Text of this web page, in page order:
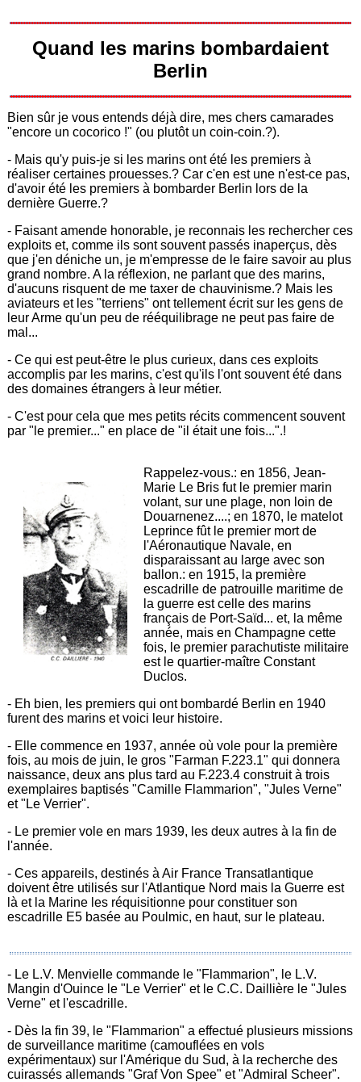
Quand les marins bombardaient
Berlin
Bien sûr je vous entends déjà dire, mes chers camarades
"encore un cocorico !" (ou plutôt un coin-coin.?).
- Mais qu'y puis-je si les marins ont été les premiers à
réaliser certaines prouesses.? Car c'en est une n'est-ce pas,
d'avoir été les premiers à bombarder Berlin lors de la
dernière Guerre.?
- Faisant amende honorable, je reconnais les rechercher ces
exploits et, comme ils sont souvent passés inaperçus, dès
que j'en déniche un, je m'empresse de le faire savoir au plus
grand nombre. A la réflexion, ne parlant que des marins,
d'aucuns risquent de me taxer de chauvinisme.? Mais les
aviateurs et les "terriens" ont tellement écrit sur les gens de
leur Arme qu'un peu de rééquilibrage ne peut pas faire de
mal...
- Ce qui est peut-être le plus curieux, dans ces exploits
accomplis par les marins, c'est qu'ils l'ont souvent été dans
des domaines étrangers à leur métier.
- C'est pour cela que mes petits récits commencent souvent
par "le premier..." en place de "il était une fois...".!
Rappelez-vous.: en 1856, Jean-
Marie Le Bris fut le premier marin
volant, sur une plage, non loin de
Douarnenez....; en 1870, le matelot
Leprince fût le premier mort de
l'Aéronautique Navale, en
disparaissant au large avec son
ballon.: en 1915, la première
escadrille de patrouille maritime de
la guerre est celle des marins
français de Port-Saïd... et, la même
année, mais en Champagne cette
fois, le premier parachutiste militaire
est le quartier-maître Constant
Duclos.
- Eh bien, les premiers qui ont bombardé Berlin en 1940
furent des marins et voici leur histoire.
- Elle commence en 1937, année où vole pour la première
fois, au mois de juin, le gros "Farman F.223.1" qui donnera
naissance, deux ans plus tard au F.223.4 construit à trois
exemplaires baptisés "Camille Flammarion", "Jules Verne"
et "Le Verrier".
- Le premier vole en mars 1939, les deux autres à la fin de
l'année.
- Ces appareils, destinés à Air France Transatlantique
doivent être utilisés sur l'Atlantique Nord mais la Guerre est
là et la Marine les réquisitionne pour constituer son
escadrille E5 basée au Poulmic, en haut, sur le plateau.
- Le L.V. Menvielle commande le "Flammarion", le L.V.
Mangin d'Ouince le "Le Verrier" et le C.C. Daillière le "Jules
Verne" et l'escadrille.
- Dès la fin 39, le "Flammarion" a effectué plusieurs missions
de surveillance maritime (camouflées en vols
expérimentaux) sur l'Amérique du Sud, à la recherche des
cuirassés allemands "Graf Von Spee" et "Admiral Scheer".